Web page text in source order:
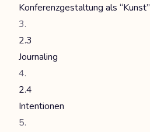
Konferenzgestaltung als “Kunst”
2.3
Journaling
2.4
Intentionen